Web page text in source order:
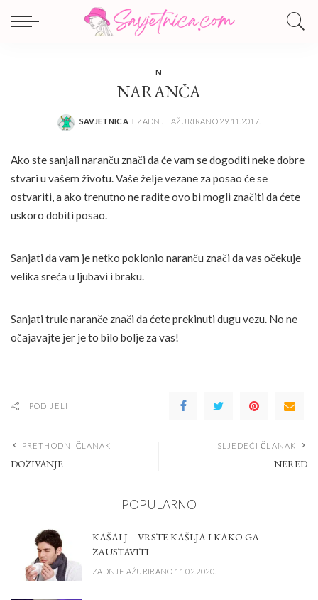
N
NARANČA
POSTED
SAVJETNICA ZADNJE AŽURIRANO 29.11.2017.
Ako ste sanjali naranču znači da će vam se dogoditi neke dobre
stvari u vašem životu. Vaše želje vezane za posao će se
ostvariti, a ako trenutno ne radite ovo bi mogli značiti da ćete
uskoro dobiti posao.
Sanjati da vam je netko poklonio naranču znači da vas očekuje
velika sreća u ljubavi i braku.
Sanjati trule naranče znači da ćete prekinuti dugu vezu. No ne
očajavajte jer je to bilo bolje za vas!
PODIJELI
PRETHODNI ČLANAK
DOZIVANJE
SLJEDEĆI ČLANAK
NERED
POPULARNO
KAŠALJ – VRSTE KAŠLJA I KAKO GA
ZAUSTAVITI
ZADNJE AŽURIRANO 11.02.2020.